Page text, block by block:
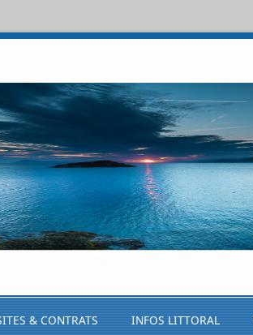
& CONTRATS INFOS LITTORAL